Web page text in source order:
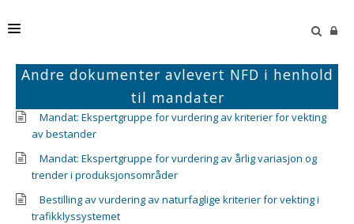
HJEM
STYRINGSGRUPPEN
PUBLIKASJONER
TRAFIKKLYSSYSTEMET
AKTUELT
Andre dokumenter avlevert NFD i henhold
til mandater
Mandat: Ekspertgruppe for vurdering av kriterier for vekting
av bestander
Mandat: Ekspertgruppe for vurdering av årlig variasjon og
trender i produksjonsområder
Bestilling av vurdering av naturfaglige kriterier for vekting i
trafikklyssystemet